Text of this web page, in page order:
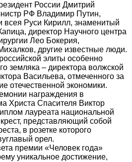
России Дмитрий
РФ Владимир Путин,
всея Руси Кирилл, знаменитый
директор Научного центра
Лео Бокерия,
другие известные люди.
элиты особенно
земляка – директора волжской
Васильева, отмеченного за
отечественной экономики.
награждения в
Христа Спасителя Виктор
лауреата национальной
представляющий собой
в розетке которого
орел.
премии «Человек года»
уникальное достижение,